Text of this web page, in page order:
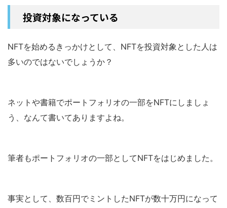
投資対象になっている
NFTを始めるきっかけとして、NFTを投資対象とした人は
多いのではないでしょうか？
ネットや書籍でポートフォリオの一部をNFTにしましょ
う、なんて書いてありますよね。
筆者もポートフォリオの一部としてNFTをはじめました。
事実として、数百円でミントしたNFTが数十万円になって